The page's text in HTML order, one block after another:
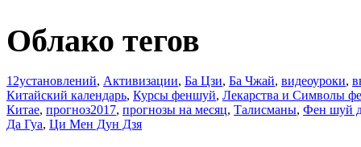
Облако тегов
12установлений, Активизации, Ба Цзи, Ба Чжай, видеоуроки,
Китайский календарь, Курсы феншуй, Лекарства и Символы
Китае, прогноз2017, прогнозы на месяц, Талисманы, Фен шуй
Да Гуа, Ци Мен Дун Дзя